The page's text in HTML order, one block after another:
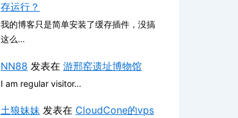
存运行？
我的博客只是简单安装了缓存插件，没搞
这么…
NN88 发表在 游邢窑遗址博物馆
I am regular visitor…
土狼妹妹 发表在 CloudCone的vps